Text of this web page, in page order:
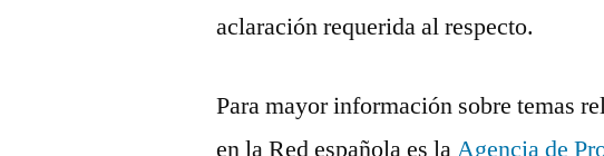
aclaración requerida al respecto.
Para mayor información sobre temas
en la Red española es la Agencia de